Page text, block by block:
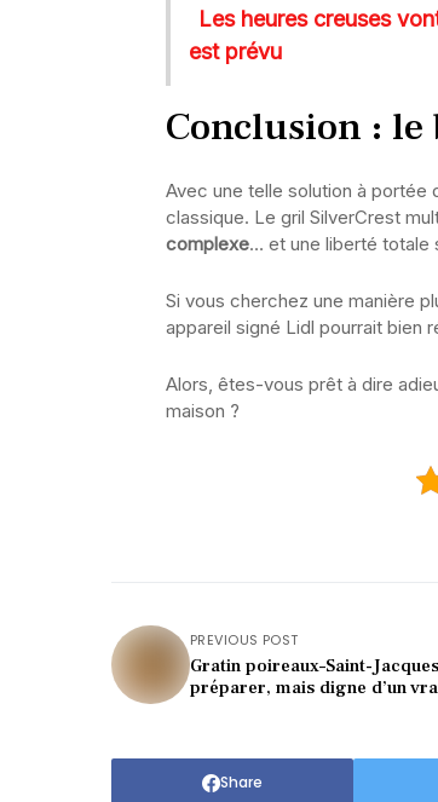
Les heures creuses
est prévu
Conclusion : le
Avec une telle solution à portée
classique. Le gril SilverCrest
complexe… et une liberté totale
Si vous cherchez une manière
appareil signé Lidl pourrait bien
Alors, êtes-vous prêt à dire
maison ?
PREVIOUS POST
Gratin poireaux–Saint-
préparer, mais digne d’un
Share